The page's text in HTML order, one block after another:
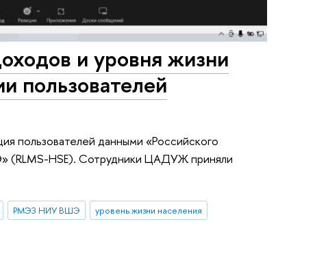
и уровня жизни
пользователей
пользователей данными «Российского
(RLMS-HSE). Сотрудники ЦАДУЖ приняли
РМЭЗ НИУ ВШЭ уровень жизни населения